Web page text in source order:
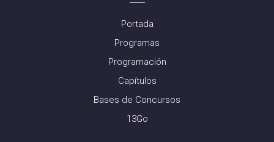
Portada
Programas
Programación
Capítulos
Bases de Concursos
13Go